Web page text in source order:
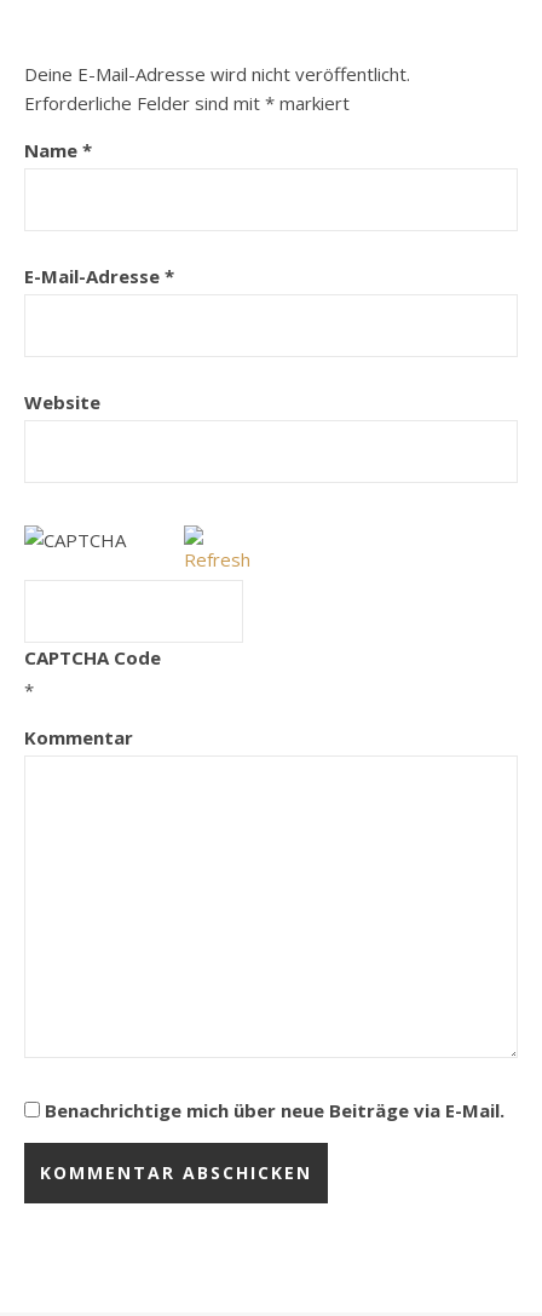
Deine E-Mail-Adresse wird nicht veröffentlicht.
Erforderliche Felder sind mit * markiert
Name *
E-Mail-Adresse *
Website
CAPTCHA Code
*
Kommentar
Benachrichtige mich über neue Beiträge via E-Mail.